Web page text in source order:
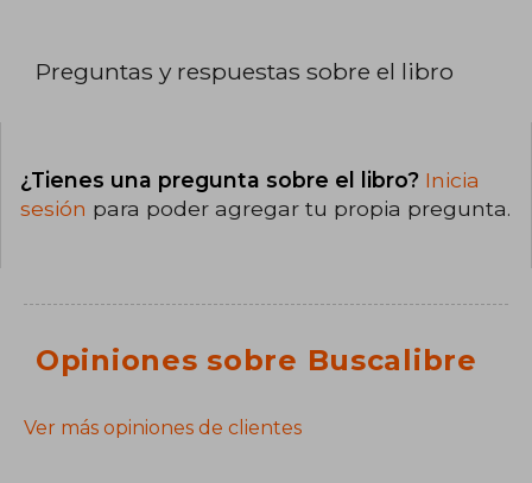
Preguntas y respuestas sobre el libro
¿Tienes una pregunta sobre el libro? Inicia
sesión para poder agregar tu propia pregunta.
Opiniones sobre Buscalibre
Ver más opiniones de clientes